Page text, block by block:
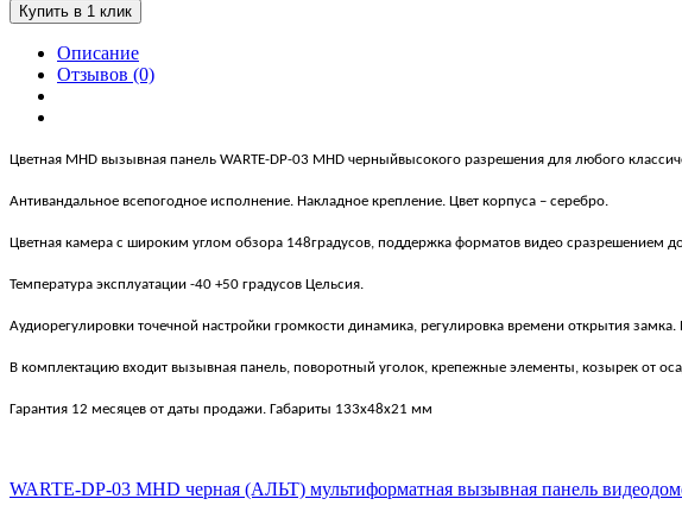
Купить в 1 клик
Описание
Отзывов (0)
Цветная MHD вызывная панель WARTE-DP-03 MHD черныйвысокого разрешения для любого
Антивандальное всепогодное исполнение. Накладное крепление. Цвет корпуса – серебро.
Цветная камера с широким углом обзора 148градусов, поддержка форматов видео сразрешением
Температура эксплуатации -40 +50 градусов Цельсия.
Аудиорегулировки точечной настройки громкости динамика, регулировка времени открытия
В комплектацию входит вызывная панель, поворотный уголок, крепежные элементы, козырек от
Гарантия 12 месяцев от даты продажи. Габариты 133х48х21 мм
WARTE-DP-03 MHD черная (АЛЬТ) мультиформатная вызывная панель